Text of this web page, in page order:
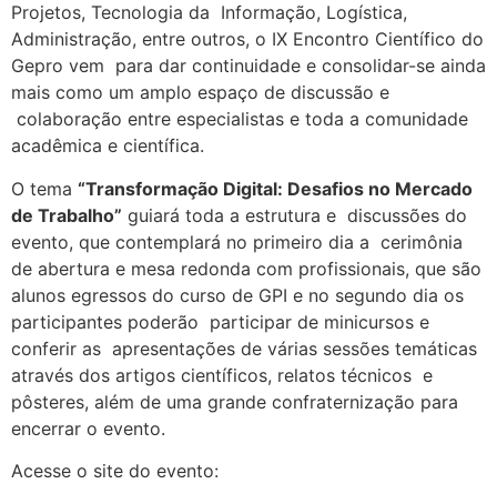
Projetos, Tecnologia da Informação, Logística,
Administração, entre outros, o IX Encontro Científico do
Gepro vem para dar continuidade e consolidar-se ainda
mais como um amplo espaço de discussão e
colaboração entre especialistas e toda a comunidade
acadêmica e científica.
O tema “Transformação Digital: Desafios no Mercado
de Trabalho” guiará toda a estrutura e discussões do
evento, que contemplará no primeiro dia a cerimônia
de abertura e mesa redonda com profissionais, que são
alunos egressos do curso de GPI e no segundo dia os
participantes poderão participar de minicursos e
conferir as apresentações de várias sessões temáticas
através dos artigos científicos, relatos técnicos e
pôsteres, além de uma grande confraternização para
encerrar o evento.
Acesse o site do evento: